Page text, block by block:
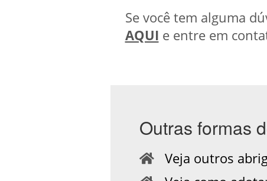
Se você tem alguma
AQUI e entre em
Outras formas
Veja outros